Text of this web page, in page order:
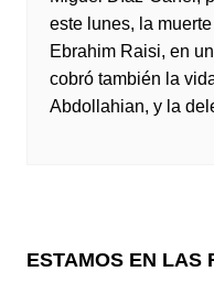
este lunes, la
Ebrahim Raisi, en
cobró también la
Abdollahian, y la
ESTAMOS EN LAS